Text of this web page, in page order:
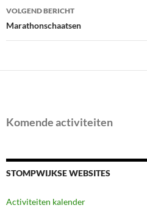
VOLGEND BERICHT
Marathonschaatsen
Komende activiteiten
STOMPWIJKSE WEBSITES
Activiteiten kalender